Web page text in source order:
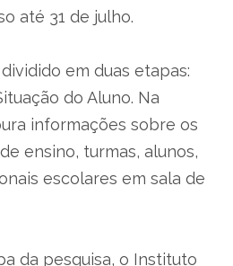
até 31 de julho.
em duas etapas:
do Aluno. Na
informações sobre os
ensino, turmas, alunos,
escolares em sala de
da pesquisa, o Instituto